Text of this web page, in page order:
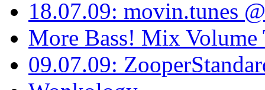
18.07.09: movin.tunes
More Bass! Mix Volume
09.07.09: